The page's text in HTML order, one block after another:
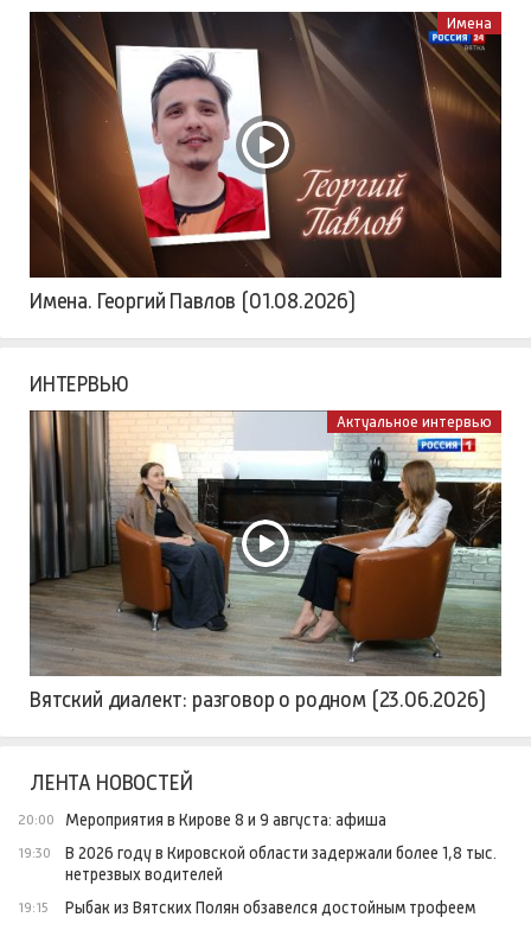
Имена
Имена. Георгий Павлов (01.08.2026)
ИНТЕРВЬЮ
Актуальное интервью
Вятский диалект: разговор о родном (23.06.2026)
ЛЕНТА НОВОСТЕЙ
20:00 Мероприятия в Кирове 8 и 9 августа: афиша
19:30
В 2026 году в Кировской области задержали более 1,8 тыс.
нетрезвых водителей
19:15 Рыбак из Вятских Полян обзавелся достойным трофеем